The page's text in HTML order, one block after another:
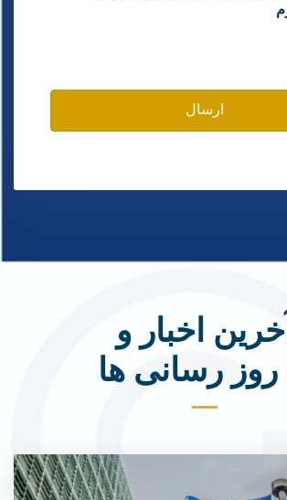
ارسال
آخرین اخبار و
روز رسانی ها